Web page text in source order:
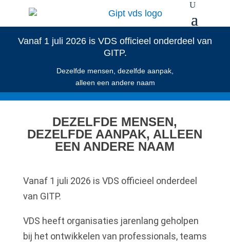
Vanaf 1 juli 2026 is VDS officieel onderdeel van
GITP.
Dezelfde mensen, dezelfde aanpak,
alleen een andere naam
DEZELFDE MENSEN,
DEZELFDE AANPAK, ALLEEN
EEN ANDERE NAAM
Vanaf 1 juli 2026 is VDS officieel onderdeel
van GITP.
VDS heeft organisaties jarenlang geholpen
bij het ontwikkelen van professionals, teams